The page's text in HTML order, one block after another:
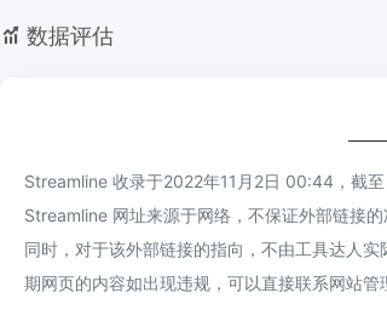
数据评估
Streamline 收录于2022年11月2日 00:44，截
Streamline 网址来源于网络，不保证外部链接的
同时，对于该外部链接的指向，不由工具达人
期网页的内容如出现违规，可以直接联系网站管